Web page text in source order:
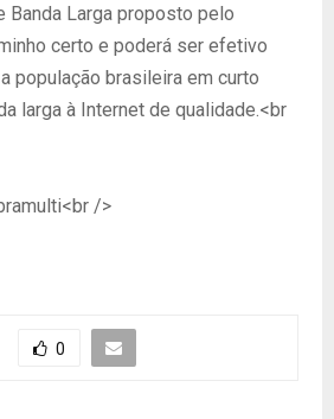
Banda Larga proposto pelo
certo e poderá ser efetivo
população brasileira em curto
larga à Internet de qualidade.<br
/>
0